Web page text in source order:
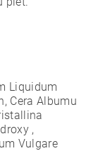
Liquidum
Cera Albumu
,
Vulgare